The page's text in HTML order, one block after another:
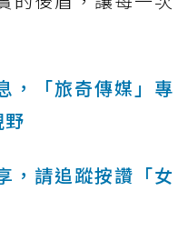
，「旅奇傳媒」專
，請追蹤按讚「女